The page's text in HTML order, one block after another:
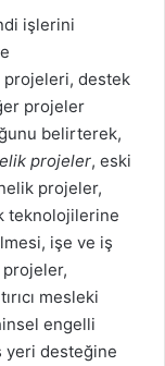
işlerini
projeleri, destek
projeler
belirterek,
projeler, eski
projeler,
teknolojilerine
işe ve iş
projeler,
mesleki
engelli
yeri desteğine